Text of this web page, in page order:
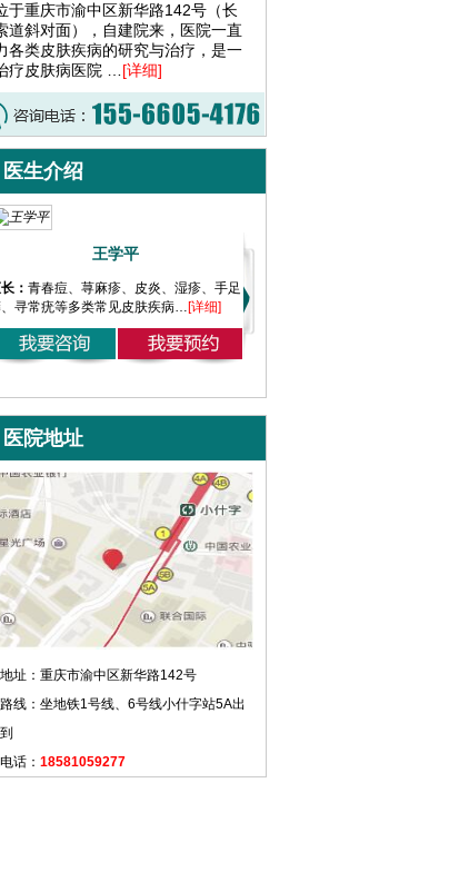
于重庆市渝中区新华路142号（长
道斜对面），自建院来，医院一直
各类皮肤疾病的研究与治疗，是一
疗皮肤病医院 … [详细]
医生介绍
麻疹、皮炎、湿疹、手足
常见皮肤疾病…[详细]
擅长：银屑病、白癜风、过敏、湿疹、灰指
甲、鱼鳞病、花斑癣、寻常疣、尖锐湿疣、
生殖器疱疹、色素类疾病…
医院地址
址：重庆市渝中区新华路142号
线：坐地铁1号线、6号线小什字站5A出
话： 18581059277